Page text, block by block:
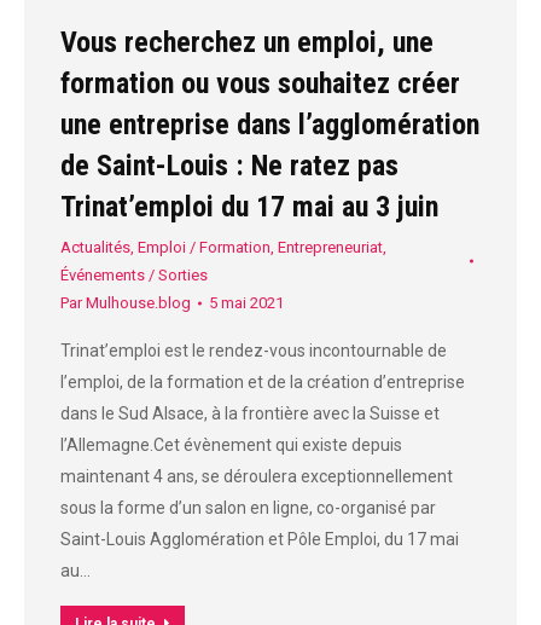
Vous recherchez un emploi, une
formation ou vous souhaitez créer
une entreprise dans l’agglomération
de Saint-Louis : Ne ratez pas
Trinat’emploi du 17 mai au 3 juin
Actualités, Emploi / Formation, Entrepreneuriat,
Événements / Sorties
ParMulhouse.blog 5 mai 2021
Trinat’emploi est le rendez-vous incontournable de
l’emploi, de la formation et de la création d’entreprise
dans le Sud Alsace, à la frontière avec la Suisse et
l’Allemagne.Cet évènement qui existe depuis
maintenant 4 ans, se déroulera exceptionnellement
sous la forme d’un salon en ligne, co-organisé par
Saint-Louis Agglomération et Pôle Emploi, du 17 mai
au…